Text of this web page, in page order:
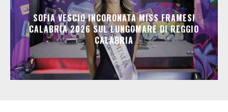
SOFIA VESCIO INCORONATA MISS FRAMESI
CALABRIA 2026 SUL LUNGOMARE DI REGGIO
CALABRIA